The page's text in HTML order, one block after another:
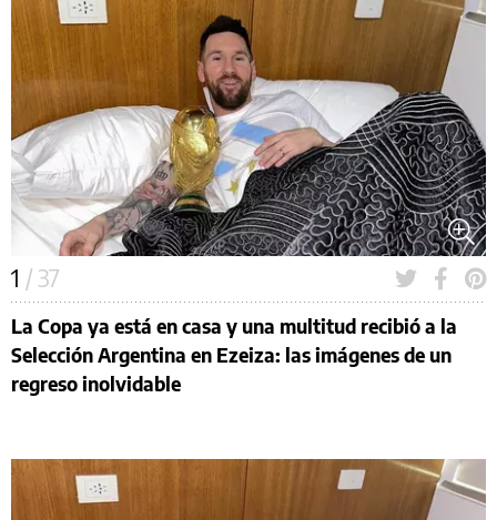
1 / 37
La Copa ya está en casa y una multitud recibió a la
Selección Argentina en Ezeiza: las imágenes de un
regreso inolvidable